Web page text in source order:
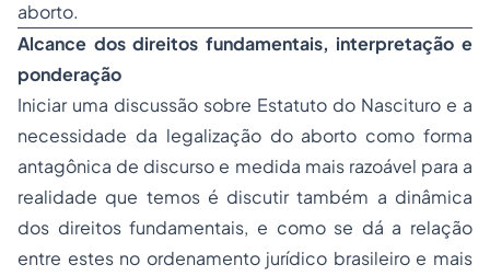
aborto.
Alcance dos direitos fundamentais, interpretação e
ponderação
Iniciar uma discussão sobre Estatuto do Nascituro e a
necessidade da legalização do aborto como forma
antagônica de discurso e medida mais razoável para a
realidade que temos é discutir também a dinâmica
dos direitos fundamentais, e como se dá a relação
entre estes no ordenamento jurídico brasileiro e mais